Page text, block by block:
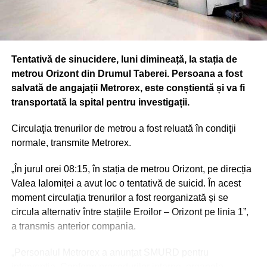
Tentativă de sinucidere, luni dimineață, la stația de
metrou Orizont din Drumul Taberei. Persoana a fost
salvată de angajații Metrorex, este conștientă și va fi
transportată la spital pentru investigații.
Circulaţia trenurilor de metrou a fost reluată în condiţii
normale, transmite Metrorex.
„În jurul orei 08:15, în stația de metrou Orizont, pe direcția
Valea Ialomiței a avut loc o tentativă de suicid. În acest
moment circulația trenurilor a fost reorganizată și se
circula alternativ între stațiile Eroilor – Orizont pe linia 1”,
a transmis anterior compania.